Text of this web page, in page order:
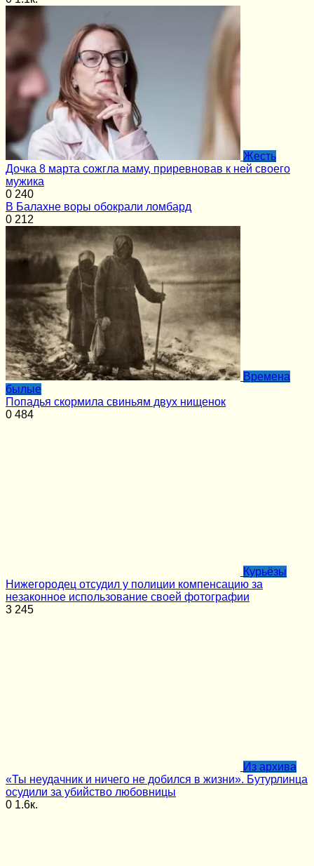
Жесть
Дочка 8 марта сожгла маму, приревновав к ней своего
мужика
0 240
В Балахне воры обокрали ломбард
0 212
Времена
былые
Попадья скормила свиньям двух нищенок
0 484
Курьёзы
Нижегородец отсудил у полиции компенсацию за
незаконное использование своей фотографии
3 245
Из архива
«Ты неудачник и ничего не добился в жизни». Бутурлинца
осудили за убийство любовницы
0 1.6к.